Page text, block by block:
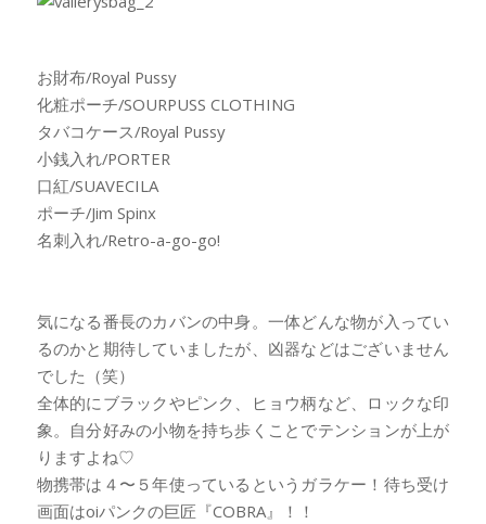
お財布/Royal Pussy
化粧ポーチ/SOURPUSS CLOTHING
タバコケース/Royal Pussy
小銭入れ/PORTER
口紅/SUAVECILA
ポーチ/Jim Spinx
名刺入れ/Retro-a-go-go!
気になる番長のカバンの中身。一体どんな物が入ってい
るのかと期待していましたが、凶器などはございません
でした（笑）
全体的にブラックやピンク、ヒョウ柄など、ロックな印
象。自分好みの小物を持ち歩くことでテンションが上が
りますよね♡
物携帯は４〜５年使っているというガラケー！待ち受け
画面はoiパンクの巨匠『COBRA』！！